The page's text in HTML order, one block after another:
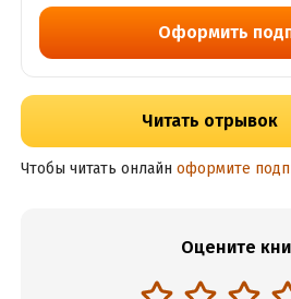
Оформить
Читать отрывок
Чтобы читать онлайн оформите
Оцените